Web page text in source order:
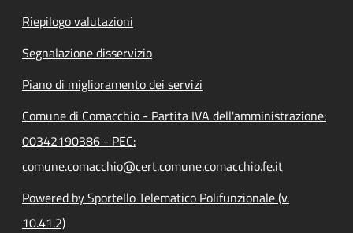
Riepilogo valutazioni
Segnalazione disservizio
Piano di miglioramento dei servizi
Comune di Comacchio - Partita IVA dell'amministrazione:
00342190386 - PEC:
comune.comacchio@cert.comune.comacchio.fe.it
Powered by Sportello Telematico Polifunzionale (v.
10.41.2)